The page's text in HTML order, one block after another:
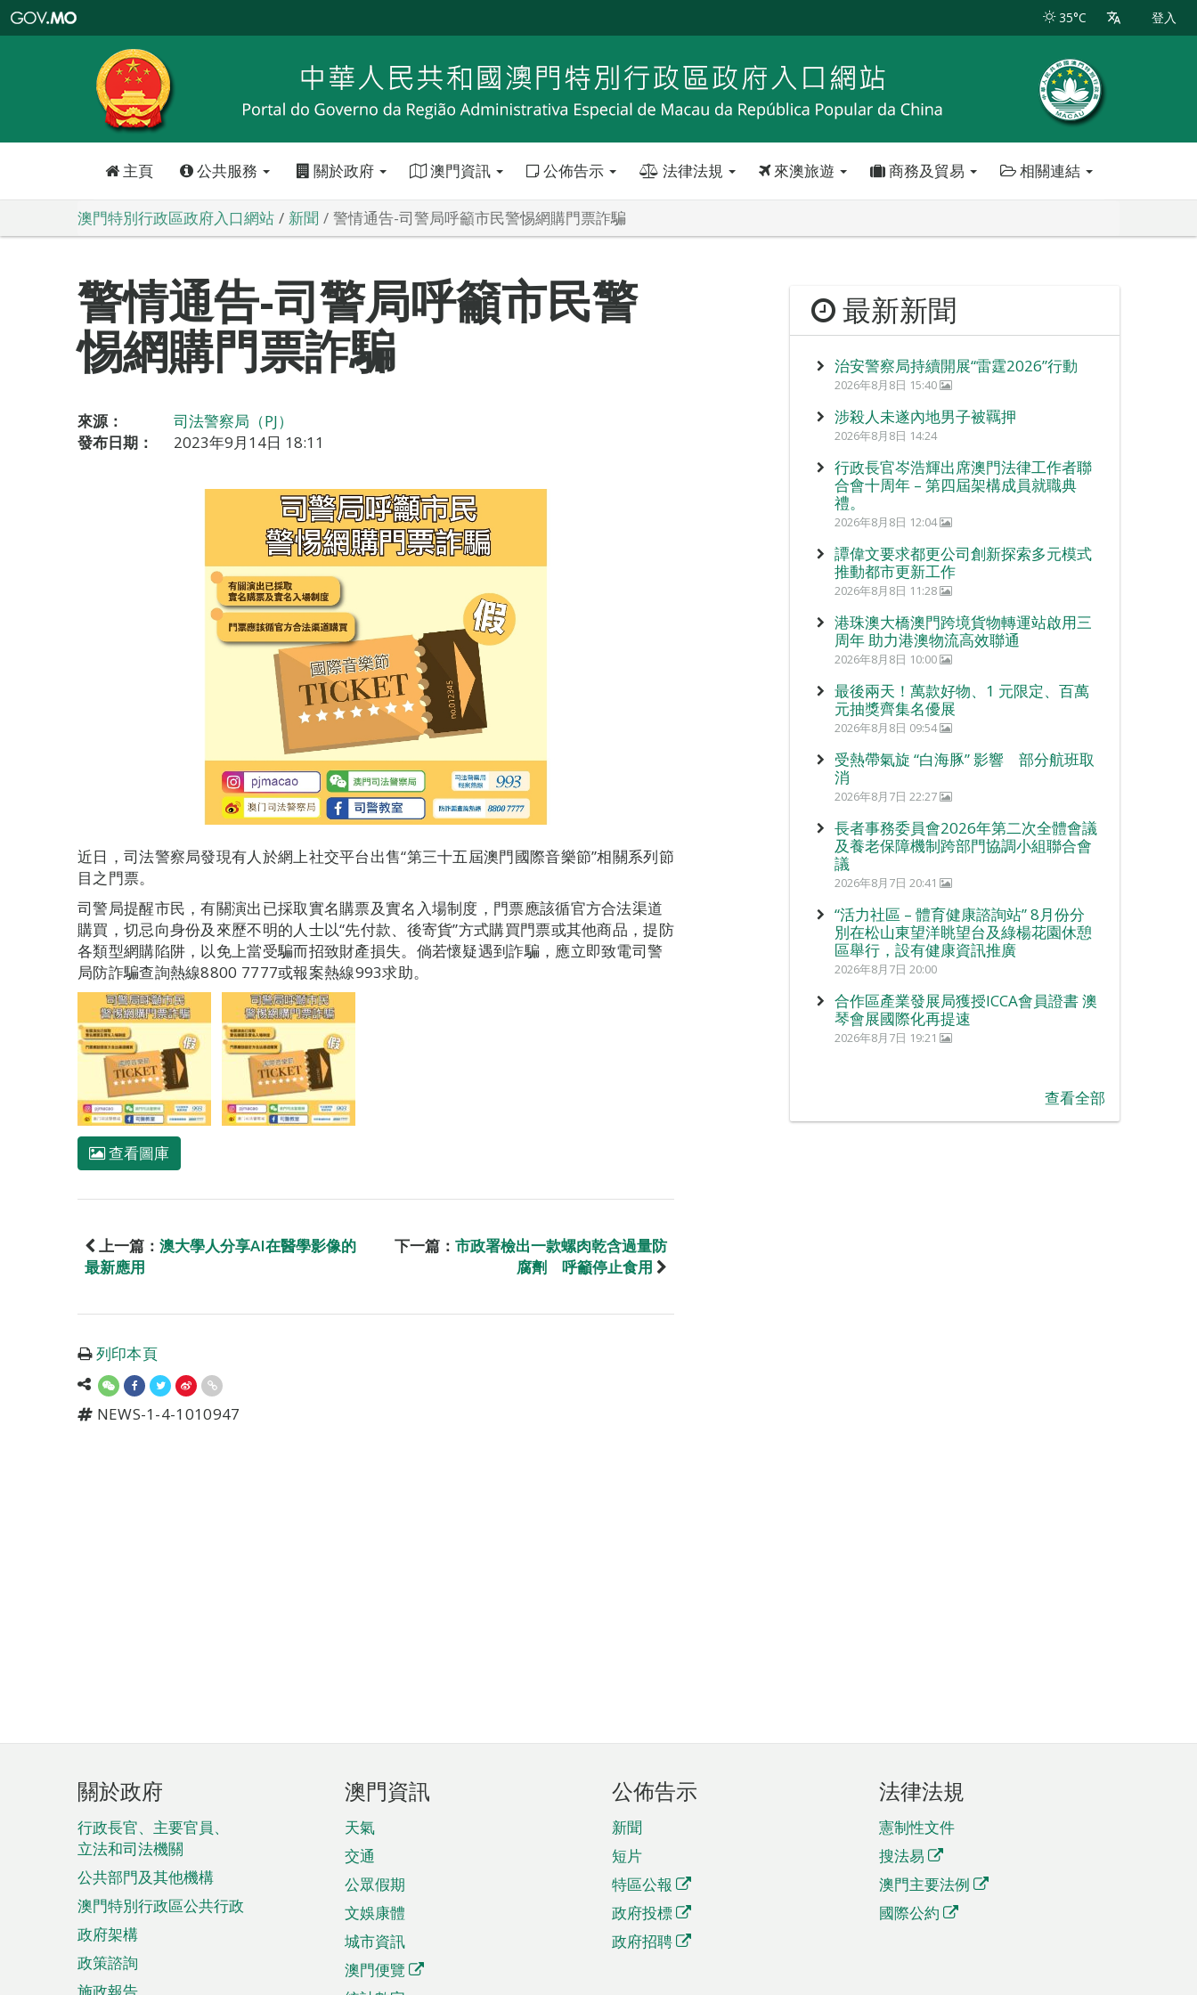
特
政
區
政
口
35°C 登入
主頁 公共服務 關於政府 澳門資訊 公佈告示 法律法規 來澳旅遊 商務及貿易 相關連結
澳門特別行政區政府入口網站 新聞 警情通告-司警局呼籲市民警惕網購門票詐騙
警情通告-司警局呼籲市民警
惕網購門票詐騙
來源：
司法警察局（PJ）
發布日期：
2023年9月14日 18:11
近日，司法警察局發現有人於網上社交平台出售“第三十五屆澳門國際音樂節”相關系列節
目之門票。
司警局提醒市民，有關演出已採取實名購票及實名入場制度，門票應該循官方合法渠道
購買，切忌向身份及來歷不明的人士以“先付款、後寄貨”方式購買門票或其他商品，提防
各類型網購陷阱，以免上當受騙而招致財產損失。倘若懷疑遇到詐騙，應立即致電司警
局防詐騙查詢熱線8800 7777或報案熱線993求助。
查看圖庫
上一篇： 澳大學人分享AI在醫學影像的
最新應用
下一篇： 市政署檢出一款螺肉乾含過量防
腐劑 呼籲停止食用
列印本頁
NEWS-1-4-1010947
最新新聞
治安警察局持續開展“雷霆2026”行動
2026年8月8日 15:40
涉殺人未遂內地男子被羈押
2026年8月8日 14:24
行政長官岑浩輝出席澳門法律工作者聯
合會十周年 – 第四屆架構成員就職典
禮。
2026年8月8日 12:04
譚偉文要求都更公司創新探索多元模式
推動都市更新工作
2026年8月8日 11:28
港珠澳大橋澳門跨境貨物轉運站啟用三
周年 助力港澳物流高效聯通
2026年8月8日 10:00
最後兩天！萬款好物、1 元限定、百萬
元抽獎齊集名優展
2026年8月8日 09:54
受熱帶氣旋 “白海豚” 影響 部分航班取
消
2026年8月7日 22:27
長者事務委員會2026年第二次全體會議
及養老保障機制跨部門協調小組聯合會
議
2026年8月7日 20:41
“活力社區 – 體育健康諮詢站” 8月份分
別在松山東望洋眺望台及綠楊花園休憩
區舉行，設有健康資訊推廣
2026年8月7日 20:00
合作區產業發展局獲授ICCA會員證書 澳
琴會展國際化再提速
2026年8月7日 19:21
查看全部
頁
腳
菜
單
關於政府
行政長官、主要官員、
立法和司法機關
公共部門及其他機構
澳門特別行政區公共行政
政府架構
政策諮詢
澳門資訊
天氣
交通
公眾假期
文娛康體
城市資訊
澳門便覽
公佈告示
新聞
短片
特區公報
政府投標
政府招聘
法律法規
憲制性文件
搜法易
澳門主要法例
國際公約